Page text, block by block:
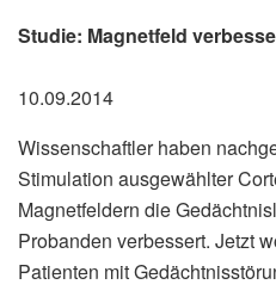
Studie: Magnetfeld
10.09.2014
Wissenschaftler haben
Stimulation ausgewählter
Magnetfeldern die
Probanden verbessert. Jetzt
Patienten mit